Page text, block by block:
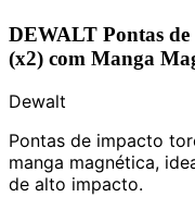
DEWALT Pontas
(x2) com Manga
Dewalt
Pontas de impacto
manga magnética,
de alto impacto.